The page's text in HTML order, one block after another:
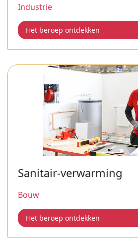
Industrie
Het beroep ontdekken
Sanitair-verwarming
Bouw
Het beroep ontdekken